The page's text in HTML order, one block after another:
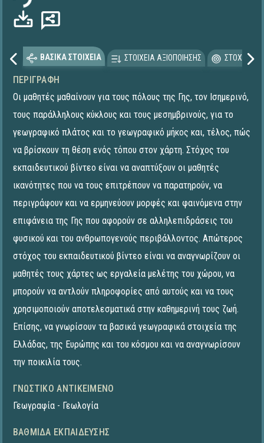
ΒΑΣΙΚΑ ΣΤΟΙΧΕΙΑ ΣΤΟΙΧΕΙΑ ΑΞΙΟΠΟΙΗΣΗΣ
ΠΕΡΙΓΡΑΦΉ
Οι μαθητές μαθαίνουν για τους πόλους της Γης, τον Ισημερινό,
τους παράλληλους κύκλους και τους μεσημβρινούς, για το
γεωγραφικό πλάτος και το γεωγραφικό μήκος και, τέλος, πώς
να βρίσκουν τη θέση ενός τόπου στον χάρτη. Στόχος του
εκπαιδευτικού βίντεο είναι να αναπτύξουν οι μαθητές
ικανότητες που να τους επιτρέπουν να παρατηρούν, να
περιγράφουν και να ερμηνεύουν μορφές και φαινόμενα στην
επιφάνεια της Γης που αφορούν σε αλληλεπιδράσεις του
φυσικού και του ανθρωπογενούς περιβάλλοντος. Απώτερος
στόχος του εκπαιδευτικού βίντεο είναι να αναγνωρίζουν οι
μαθητές τους χάρτες ως εργαλεία μελέτης του χώρου, να
μπορούν να αντλούν πληροφορίες από αυτούς και να τους
χρησιμοποιούν αποτελεσματικά στην καθημερινή τους ζωή.
Επίσης, να γνωρίσουν τα βασικά γεωγραφικά στοιχεία της
Ελλάδας, της Ευρώπης και του κόσμου και να αναγνωρίσουν
την ποικιλία τους.
ΓΝΩΣΤΙΚΌ ΑΝΤΙΚΕΊΜΕΝΟ
Γεωγραφία - Γεωλογία
ΒΑΘΜΊΔΑ ΕΚΠΑΊΔΕΥΣΗΣ